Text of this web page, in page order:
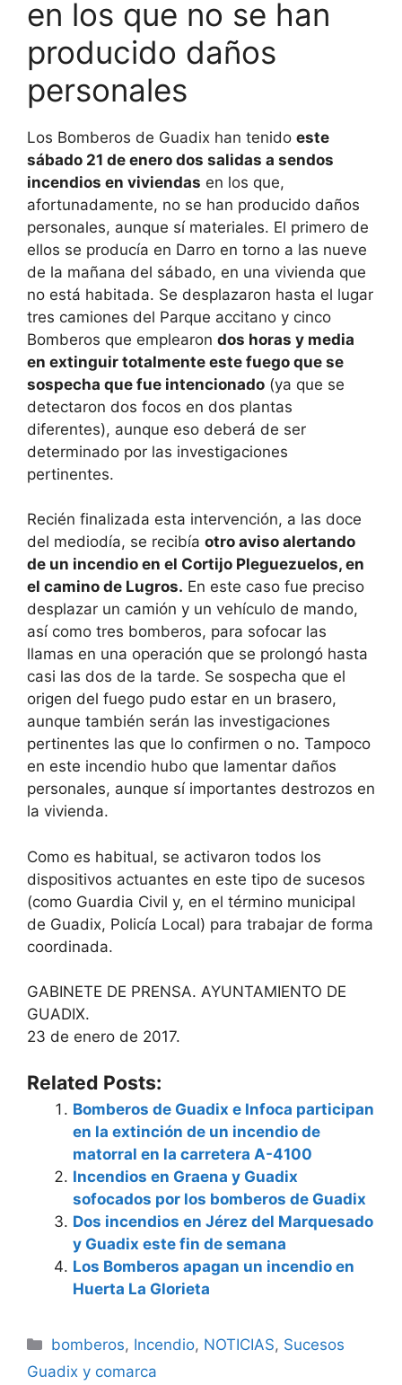
en los que no se han
producido daños
personales
Los Bomberos de Guadix han tenido este
sábado 21 de enero dos salidas a sendos
incendios en viviendas en los que,
afortunadamente, no se han producido daños
personales, aunque sí materiales. El primero de
ellos se producía en Darro en torno a las nueve
de la mañana del sábado, en una vivienda que
no está habitada. Se desplazaron hasta el lugar
tres camiones del Parque accitano y cinco
Bomberos que emplearon dos horas y media
en extinguir totalmente este fuego que se
sospecha que fue intencionado (ya que se
detectaron dos focos en dos plantas
diferentes), aunque eso deberá de ser
determinado por las investigaciones
pertinentes.
Recién finalizada esta intervención, a las doce
del mediodía, se recibía otro aviso alertando
de un incendio en el Cortijo Pleguezuelos, en
el camino de Lugros. En este caso fue preciso
desplazar un camión y un vehículo de mando,
así como tres bomberos, para sofocar las
llamas en una operación que se prolongó hasta
casi las dos de la tarde. Se sospecha que el
origen del fuego pudo estar en un brasero,
aunque también serán las investigaciones
pertinentes las que lo confirmen o no. Tampoco
en este incendio hubo que lamentar daños
personales, aunque sí importantes destrozos en
la vivienda.
Como es habitual, se activaron todos los
dispositivos actuantes en este tipo de sucesos
(como Guardia Civil y, en el término municipal
de Guadix, Policía Local) para trabajar de forma
coordinada.
GABINETE DE PRENSA. AYUNTAMIENTO DE
GUADIX.
23 de enero de 2017.
Related Posts:
Bomberos de Guadix e Infoca participan
en la extinción de un incendio de
matorral en la carretera A-4100
Incendios en Graena y Guadix
sofocados por los bomberos de Guadix
Dos incendios en Jérez del Marquesado
y Guadix este fin de semana
Los Bomberos apagan un incendio en
Huerta La Glorieta
Categorías
bomberos, Incendio, NOTICIAS, Sucesos
Guadix y comarca